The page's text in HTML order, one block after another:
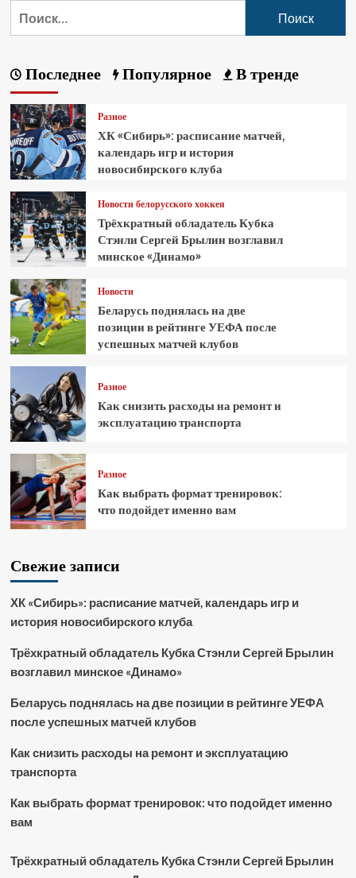
Последнее Популярное В тренде
Разное
ХК «Сибирь»: расписание матчей,
календарь игр и история
новосибирского клуба
Новости белорусского хоккея
Трёхкратный обладатель Кубка
Стэнли Сергей Брылин возглавил
минское «Динамо»
Новости
Беларусь поднялась на две
позиции в рейтинге УЕФА после
успешных матчей клубов
Разное
Как снизить расходы на ремонт и
эксплуатацию транспорта
Разное
Как выбрать формат тренировок:
что подойдет именно вам
Свежие записи
ХК «Сибирь»: расписание матчей, календарь игр и
история новосибирского клуба
Трёхкратный обладатель Кубка Стэнли Сергей Брылин
возглавил минское «Динамо»
Беларусь поднялась на две позиции в рейтинге УЕФА
после успешных матчей клубов
Как снизить расходы на ремонт и эксплуатацию
транспорта
Как выбрать формат тренировок: что подойдет именно
вам
Трёхкратный обладатель Кубка Стэнли Сергей Брылин